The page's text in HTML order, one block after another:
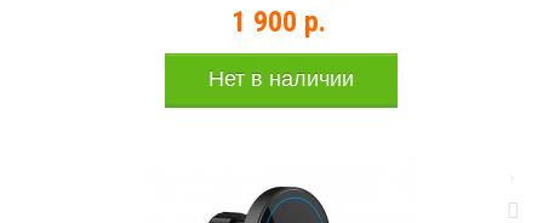
1 900 р.
Нет в наличии